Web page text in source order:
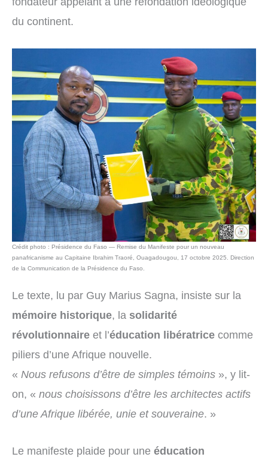
du continent.
Crédit photo : Présidence du Faso — Remise du Manifeste pour un nouveau
panafricanisme au Capitaine Ibrahim Traoré, Ouagadougou, 17 octobre 2025. Direction
de la Communication de la Présidence du Faso.
Le texte, lu par Guy Marius Sagna, insiste sur la
mémoire historique, la solidarité
révolutionnaire et l’éducation libératrice comme
piliers d’une Afrique nouvelle.
« Nous refusons d’être de simples témoins », y lit-
on, « nous choisissons d’être les architectes actifs
d’une Afrique libérée, unie et souveraine. »
Le manifeste plaide pour une éducation